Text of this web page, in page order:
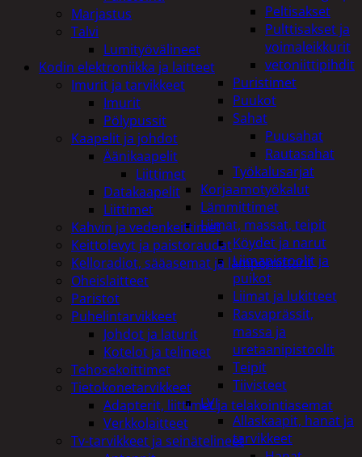
Peltisakset
Pulttisakset ja
voimaleikkurit
vetoniittipihdit
Puristimet
Puukot
Sahat
Puusahat
Rautasahat
Työkalusarjat
Korjaamotyökalut
Lämmittimet
Liimat, massat, teipit
Köydet ja narut
Liimapistoolit ja
puikot
Liimat ja lukitteet
Rasvaprässit,
massa ja
uretaanipistoolit
Teipit
Tiivisteet
LVI
Allaskaapit, hanat ja
tarvikkeet
Marjastus
Talvi
Lumityövälineet
Kodin elektroniikka ja laitteet
Imurit ja tarvikkeet
Imurit
Pölypussit
Kaapelit ja johdot
Äänikaapelit
Liittimet
Datakaapelit
Liittimet
Kahvin ja vedenkeittimet
Keittolevyt ja paistoraudat
Kelloradiot, sääasemat ja lämpömittarit
Oheislaitteet
Paristot
Puhelintarvikkeet
Johdot ja laturit
Kotelot ja telineet
Tehosekoittimet
Tietokonetarvikkeet
Adapterit, liittimet ja telakointiasemat
Verkkolaitteet
Tv-tarvikkeet ja seinätelineet